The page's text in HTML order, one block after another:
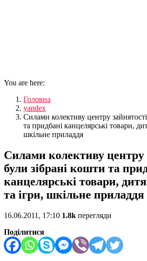
You are here:
Головна
yandex
Силами колективу центру
та придбані канцелярські товари,
шкільне приладдя
Силами колективу центру
були зібрані кошти та
канцелярські товари,
та ігри, шкільне приладдя
16.06.2011, 17:10 1.8k перегляди
Поділитися